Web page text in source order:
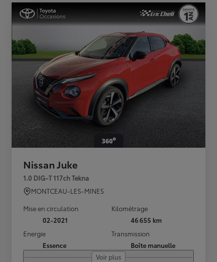
Nissan Juke
1.0 DIG-T 117ch Tekna
MONTCEAU-LES-MINES
Mise en circulation
02-2021
Kilométrage
46 655 km
Energie
Essence
Transmission
Boîte manuelle
Voir plus